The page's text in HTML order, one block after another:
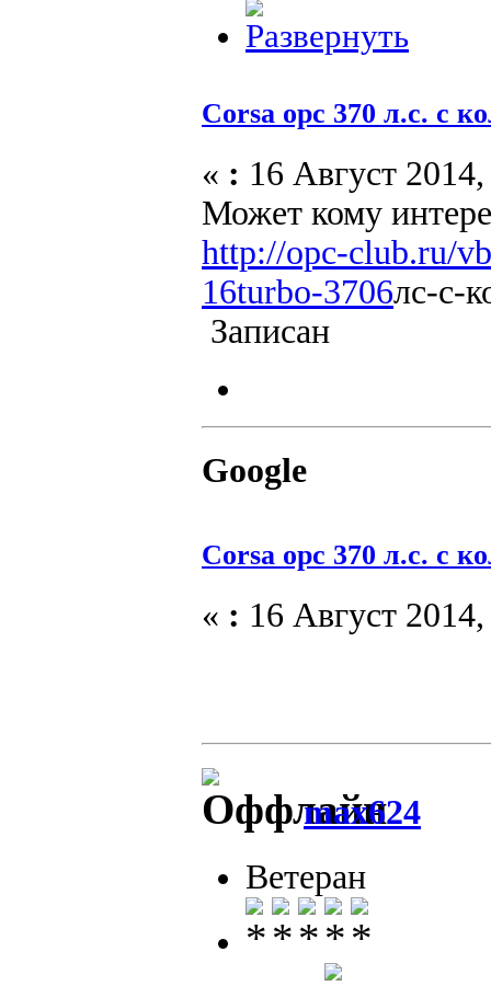
Corsa opc 370 л.с. с
« : 16 Август
Может кому
http://opc-club.ru/
16turbo-3706лс-с-
Записан
Google
Corsa opc 370 л.с. с
« : 16 Август
max624
Ветеран